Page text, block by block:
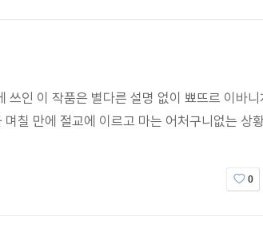
쓰인 이 작품은 별다른 설명 없이 뾰뜨르 이바니
칠 만에 절교에 이르고 마는 어처구니없는 상
0